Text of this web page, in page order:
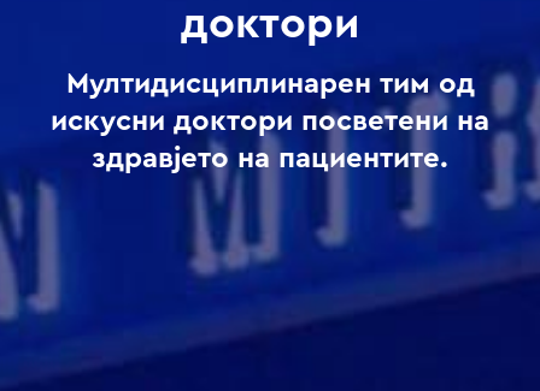
доктори
Мултидисциплинарен тим од
искусни доктори посветени на
здравјето на пациентите.